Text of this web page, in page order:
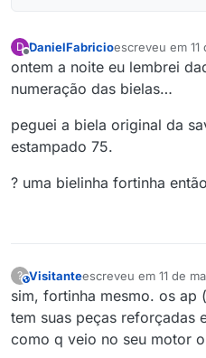
D
Offline
DanielFabricioescreveu em
última edição
ontem a noite eu lembrei
numeração das bielas…
peguei a biela original da
estampado 75.
? uma bielinha fortinha
?This user is from outside of this forum
Visitanteescreveu em 11 de
última edição por
sim, fortinha mesmo. os ap
tem suas peças reforçadas
como q veio no seu motor